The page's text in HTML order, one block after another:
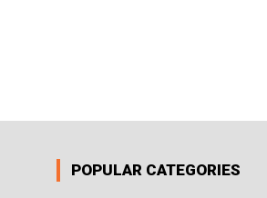
POPULAR CATEGORIES